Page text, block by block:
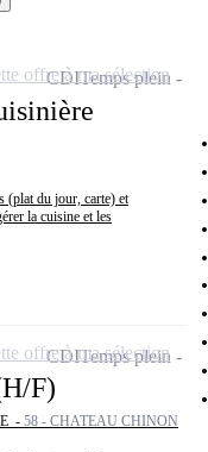
(plat du jour, carte) et
la cuisine et les
CDITemps plein
offre à ma sélection
F)
- 58 - CHATEAU CHINON
CDITemps plein
offre à ma sélection